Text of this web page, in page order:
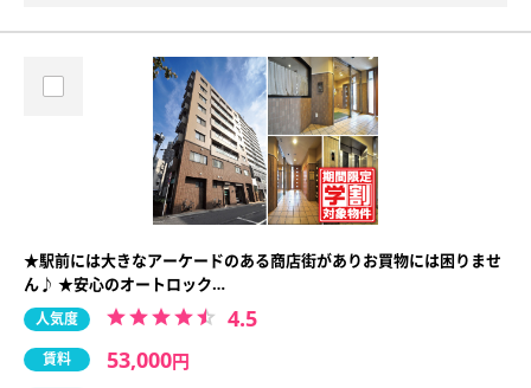
★駅前には大きなアーケードのある商店街がありお買物には困りませ
ん♪ ★安心のオートロック…
人気度 4.5
賃料 53,000円